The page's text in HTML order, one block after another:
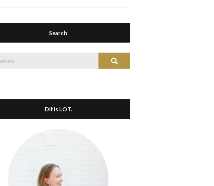
Search
Zoeken
Dit is LOT.